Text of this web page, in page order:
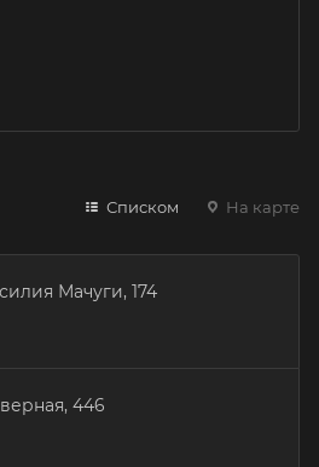
Списком На карте
Мачуги, 174
446